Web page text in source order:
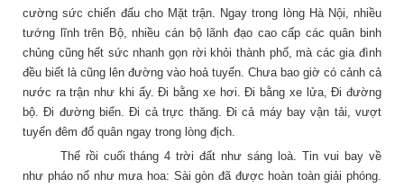
cường sức chiến đấu cho Mặt trận. Ngay trong lòng Hà Nội, nhiều
tướng lĩnh trên Bộ, nhiều cán bộ lãnh đạo cao cấp các quân binh
chủng cũng hết sức nhanh gọn rời khỏi thành phố, mà các gia đình
đều biết là cũng lên đường vào hoả tuyến. Chưa bao giờ có cảnh cả
nước ra trận như khi ấy.Đi bằng xe hơi. Đi bằng xe lửa, Đi đường
bộ. Đi đường biển. Đi cả trực thăng. Đi cả máy bay vận tải, vượt
tuyến đêm đổ quân ngay trong lòng địch.
Thế rồi cuối tháng 4 trời đất như sáng loà.Tin vui bay về
như pháo nổ như mưa hoa: Sài gòn đã được hoàn toàn giải phóng.